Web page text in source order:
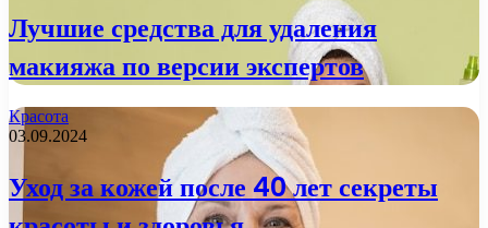
Лучшие средства для удаления
макияжа по версии экспертов
Красота
03.09.2024
Уход за кожей после 40 лет секреты